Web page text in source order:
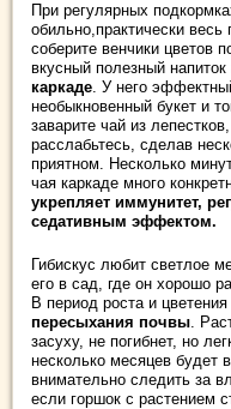
При регулярных
обильно,практически
соберите венчики цветов
вкусный полезный напиток
каркаде. У него
необыкновенный букет и
заварите чай из
расслабьтесь, сделав
приятном. Несколько
чая каркаде много
укрепляет иммунитет,
седативным эффектом.
Гибискус любит светлое
его в сад, где он хорошо
В период роста и
пересыхания почвы.
засуху, не погибнет, но
несколько месяцев будет
внимательно следить за
если горшок с растением